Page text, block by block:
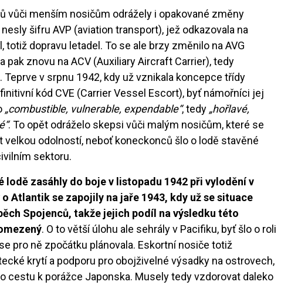
vůči menším nosičům odrážely i opakované změny
šifru AVP (aviation transport), jež odkazovala na
totiž dopravu letadel. To se ale brzy změnilo na AVG
pak znovu na ACV (Auxiliary Aircraft Carrier), tedy
v srpnu 1942, kdy už vznikala koncepce třídy
kód CVE (Carrier Vessel Escort), byť námořníci jej
„combustible, vulnerable, expendable“, tedy „hořlavé,
. To opět odráželo skepsi vůči malým nosičům, které se
velkou odolností, neboť koneckonců šlo o lodě stavěné
sektoru.
lodě zasáhly do boje v listopadu 1942 při vylodění v
Atlantik se zapojily na jaře 1943, kdy už se situace
Spojenců, takže jejich podíl na výsledku této
. O to větší úlohu ale sehrály v Pacifiku, byť šlo o roli
pro ně zpočátku plánovala. Eskortní nosiče totiž
krytí a podporu pro obojživelné výsadky na ostrovech,
cestu k porážce Japonska. Musely tedy vzdorovat daleko